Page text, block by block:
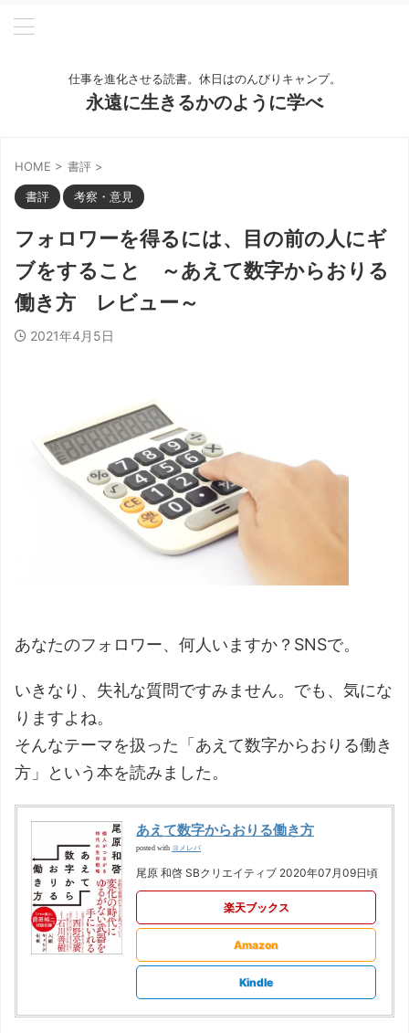
仕事を進化させる読書。休日はのんびりキャンプ。
永遠に生きるかのように学べ
HOME > 書評 >
書評 考察・意見
フォロワーを得るには、目の前の人にギ
ブをすること ～あえて数字からおりる
働き方 レビュー～
2021年4月5日
あなたのフォロワー、何人いますか？SNSで。
いきなり、失礼な質問ですみません。でも、気にな
りますよね。
そんなテーマを扱った「あえて数字からおりる働き
方」という本を読みました。
あえて数字からおりる働き方
posted with ヨメレバ
尾原 和啓 SBクリエイティブ 2020年07月09日頃
楽天ブックス
Amazon
Kindle